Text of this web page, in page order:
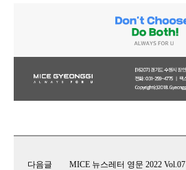
다음글 MICE 뉴스레터 영문 2022 Vol.07